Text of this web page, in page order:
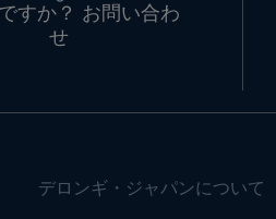
すか？ お問い合わ
せ
デロンギ・ジャパンについて